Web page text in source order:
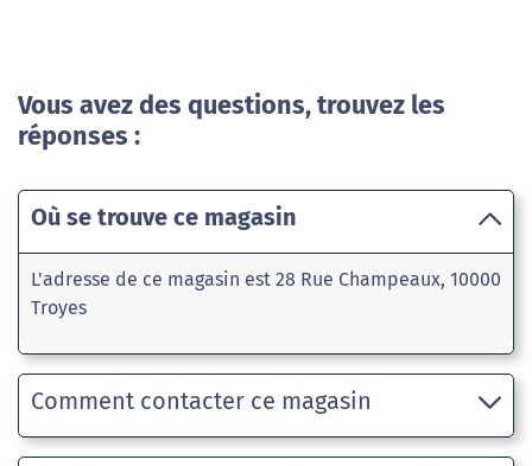
Vous avez des questions, trouvez les
réponses :
Où se trouve ce magasin
L'adresse de ce magasin est 28 Rue Champeaux, 10000
Troyes
Comment contacter ce magasin